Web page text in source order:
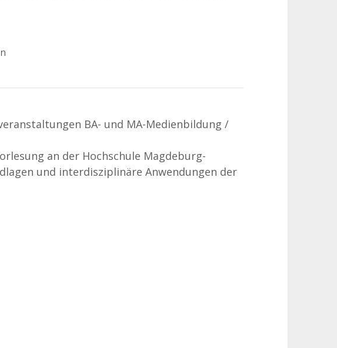
BA- und MA-Medienbildung /
an der Hochschule Magdeburg-
und interdisziplinäre Anwendungen der